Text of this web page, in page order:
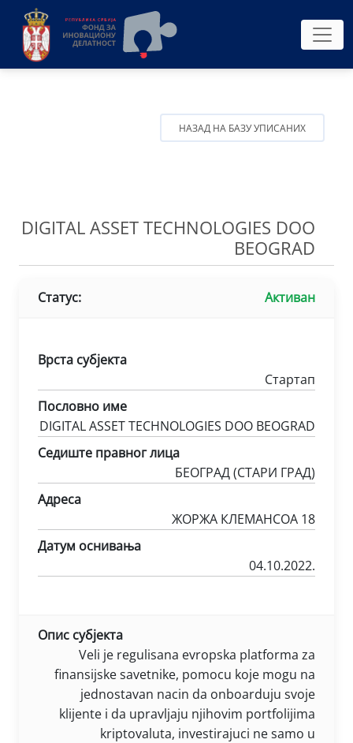
НАЗАД НА БАЗУ УПИСАНИХ
DIGITAL ASSET TECHNOLOGIES DOO
BEOGRAD
Статус: Активан
Врста субјекта
Стартап
Пословно име
DIGITAL ASSET TECHNOLOGIES DOO BEOGRAD
Седиште правног лица
БЕОГРАД (СТАРИ ГРАД)
Адреса
ЖОРЖА КЛЕМАНСОА 18
Датум оснивања
04.10.2022.
Опис субјекта
Veli je regulisana evropska platforma za
finansijske savetnike, pomocu koje mogu na
jednostavan nacin da onboarduju svoje
klijente i da upravljaju njihovim portfolijima
kriptovaluta, investirajuci ne samo u